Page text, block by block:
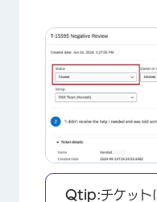
Qtip:チケット